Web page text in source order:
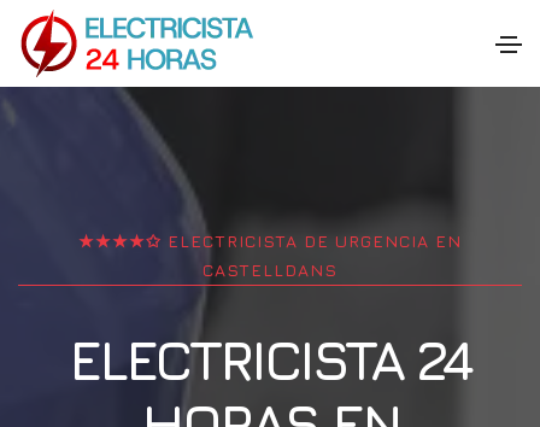
★★★★✩ ELECTRICISTA DE URGENCIA EN
CASTELLDANS
ELECTRICISTA 24